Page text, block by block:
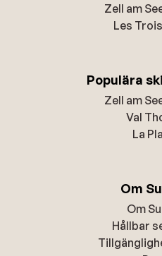
Zell am
Les
Populära
Zell am
Val
La
Om
Om
Hållbar